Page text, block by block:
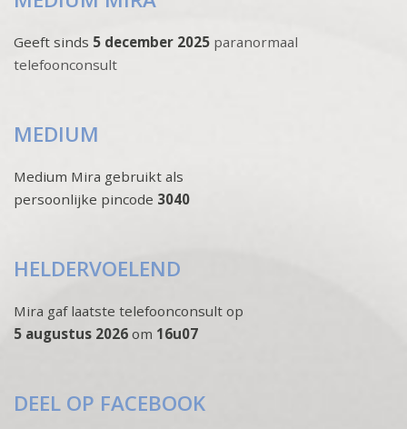
Geeft sinds 5 december 2025 paranormaal
telefoonconsult
MEDIUM
Medium Mira gebruikt als
persoonlijke pincode 3040
HELDERVOELEND
Mira gaf laatste telefoonconsult op
5 augustus 2026 om 16u07
DEEL OP FACEBOOK